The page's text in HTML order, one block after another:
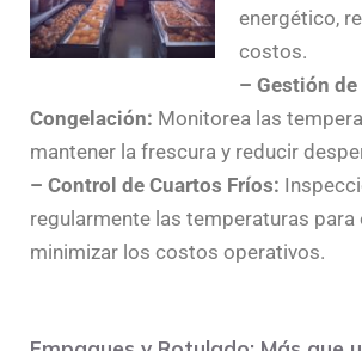
energético,
costos.
– Gestión
Congelación: Monitorea las
mantener la frescura y reducir
– Control de Cuartos Fríos:
regularmente las temperaturas para
minimizar los costos operativos.